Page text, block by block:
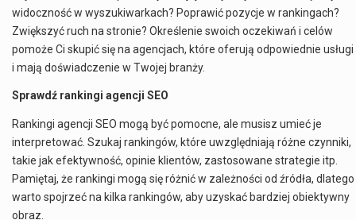
widoczność w wyszukiwarkach? Poprawić pozycje w rankingach?
Zwiększyć ruch na stronie? Określenie swoich oczekiwań i celów
pomoże Ci skupić się na agencjach, które oferują odpowiednie usługi
i mają doświadczenie w Twojej branży.
Sprawdź rankingi agencji SEO
Rankingi agencji SEO mogą być pomocne, ale musisz umieć je
interpretować. Szukaj rankingów, które uwzględniają różne czynniki,
takie jak efektywność, opinie klientów, zastosowane strategie itp.
Pamiętaj, że rankingi mogą się różnić w zależności od źródła, dlatego
warto spojrzeć na kilka rankingów, aby uzyskać bardziej obiektywny
obraz.